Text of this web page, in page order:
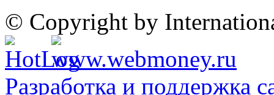
© Copyright by
Разработка и поддержка